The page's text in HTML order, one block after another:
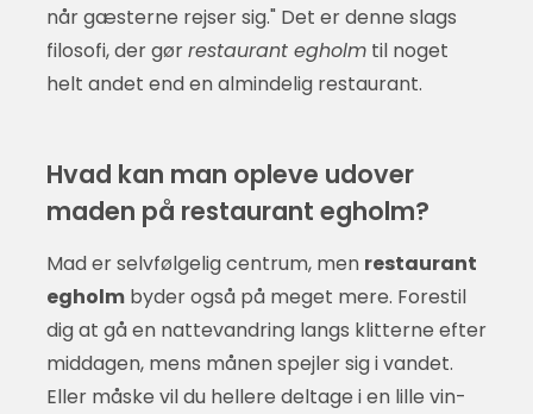
når gæsterne rejser sig." Det er denne slags
filosofi, der gørrestaurant egholmtil noget
helt andet end en almindelig restaurant.
Hvad kan man opleve udover
maden på restaurant egholm?
Mad er selvfølgelig centrum, men restaurant
egholmbyder også på meget mere. Forestil
dig at gå en nattevandring langs klitterne efter
middagen, mens månen spejler sig i vandet.
Eller måske vil du hellere deltage i en lille vin-